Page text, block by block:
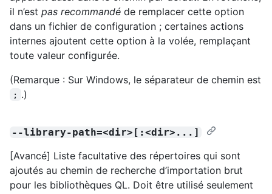
il n’est pas recommandé de remplacer cette option
dans un fichier de configuration ; certaines actions
internes ajoutent cette option à la volée, remplaçant
toute valeur configurée.
(Remarque : Sur Windows, le séparateur de chemin est
; .)
--library-path=<dir>[:<dir>...]
[Avancé] Liste facultative des répertoires qui sont
ajoutés au chemin de recherche d’importation brut
pour les bibliothèques QL. Doit être utilisé seulement